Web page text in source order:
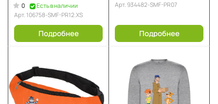
0
Есть в наличии
Арт. 106758-SMF-PR12.XS
Подробнее
Арт. 934482-SMF-PR07
Подробнее